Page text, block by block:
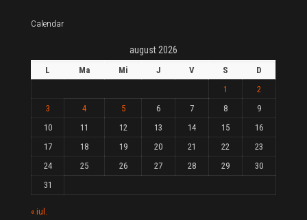
Calendar
august 2026
L Ma Mi J V S
D
1
2
3
4 5 6 7 8
9
10
11 12 13 14 15
16
17
18 19 20 21 22
23
24
25 26 27 28 29
30
31
« iul.